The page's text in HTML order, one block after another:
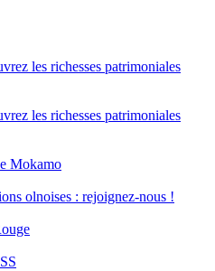
les richesses patrimoniales
les richesses patrimoniales
Mokamo
olnoises : rejoignez-nous !